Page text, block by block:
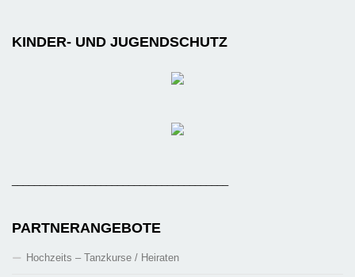
KINDER- UND JUGENDSCHUTZ
PARTNERANGEBOTE
Hochzeits – Tanzkurse / Heiraten